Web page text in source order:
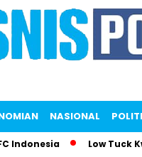
NASIONAL
Low Tuck